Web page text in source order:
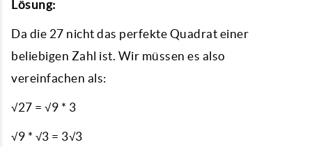
Lösung:
Da die 27 nicht das perfekte Quadrat einer
beliebigen Zahl ist. Wir müssen es also
vereinfachen als:
√27 = √9 * 3
√9 * √3 = 3√3